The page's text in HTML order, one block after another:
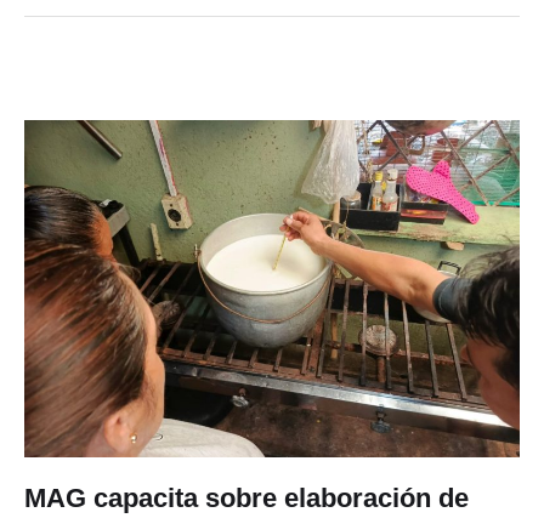
MAG capacita sobre elaboración de